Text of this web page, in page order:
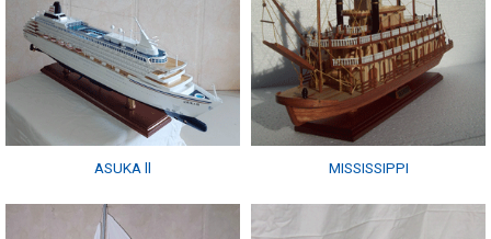
ASUKA ll MISSISSIPPI